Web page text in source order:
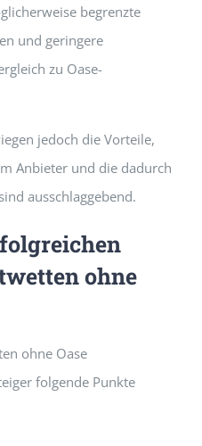
begrenzte
und geringere
zu Oase-
jedoch die Vorteile,
Anbieter und die dadurch
ausschlaggebend.
ohne
ohne Oase
folgende Punkte